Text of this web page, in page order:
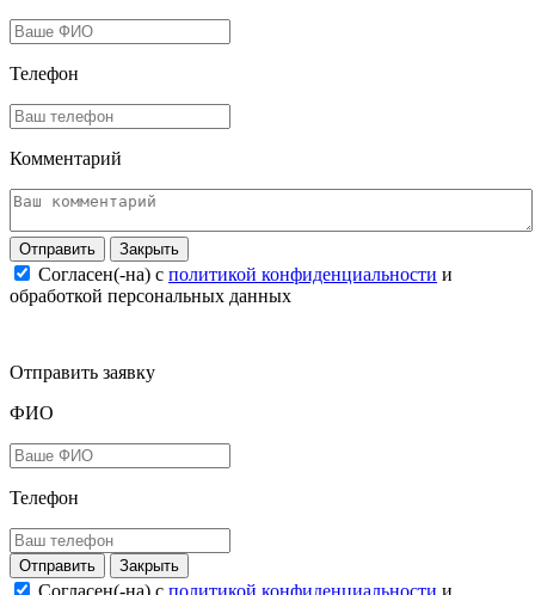
Телефон
Комментарий
Закрыть
Согласен(-на) c политикой конфиденциальности и
обработкой персональных данных
Отправить заявку
ФИО
Телефон
Закрыть
Согласен(-на) c политикой конфиденциальности и